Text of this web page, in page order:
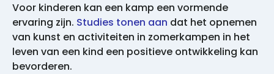
Voor kinderen kan een kamp een vormende
ervaring zijn. Studies tonen aan dat het opnemen
van kunst en activiteiten in zomerkampen in het
leven van een kind een positieve ontwikkeling kan
bevorderen.